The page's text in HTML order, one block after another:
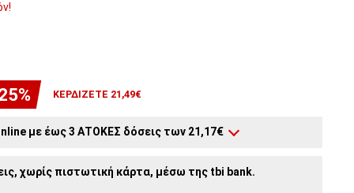
ΚΕΡΔΊΖΕΤΕ 21,49€
με έως 3 ΑΤΟΚΕΣ δόσεις των 21,17€
χωρίς πιστωτική κάρτα, μέσω της tbi bank.